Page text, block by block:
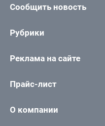
Сообщить новость
Рубрики
Реклама на сайте
Прайс-лист
О компании